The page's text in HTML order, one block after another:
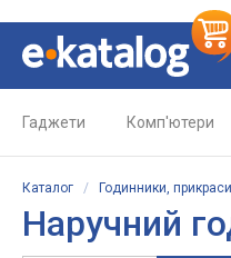
Гаджети Комп'ютери
Каталог / Годинники,
Наручний